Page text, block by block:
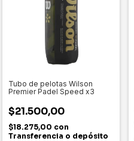
Tubo de pelotas Wilson
Premier Padel Speed x3
$21.500,00
$18.275,00 con
Transferencia o depósito